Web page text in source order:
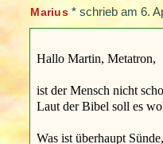
Marius *schrieb am6.
Hallo Martin, Metatron,
ist der Mensch nicht
Laut der Bibel soll es
Was ist überhaupt